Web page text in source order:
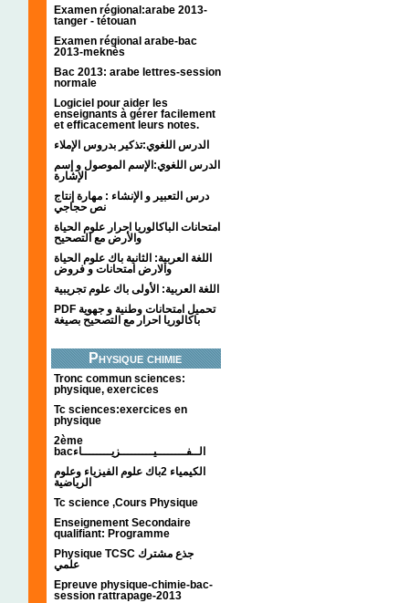
Examen régional:arabe 2013-
tanger - tétouan
Examen régional arabe-bac
2013-meknès
Bac 2013: arabe lettres-session
normale
Logiciel pour aider les
enseignants à gérer facilement
et efficacement leurs notes.
الدرس اللغوي:تذكير بدروس الإملاء
الدرس اللغوي:الإسم الموصول و إسم
الإشارة
درس التعبير و الإنشاء : مهارة إنتاج
نص حجاجي
امتحانات الباكالوريا احرار علوم الحياة
والأرض مع التصحيح
اللغة العربية: الثانية باك علوم الحياة
والارض امتحانات و فروض
اللغة العربية: الأولى باك علوم تجريبية
PDF تحميل امتحانات وطنية و جهوية
باكالوريا احرار مع التصحيح بصيغة
Physique chimie
Tronc commun sciences:
physique, exercices
Tc sciences:exercices en
physique
2ème
bacالــفــــــــيـــــــــزيــــــــاء
الكيمياء 2باك علوم الفيزياء وعلوم
الرياضية
Tc science ,Cours Physique
Enseignement Secondaire
qualifiant: Programme
Physique TCSC جذع مشترك
علمي
Epreuve physique-chimie-bac-
session rattrapage-2013